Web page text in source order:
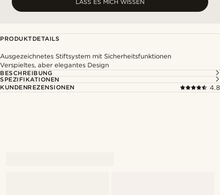
LASS ES MICH WISSEN
PRODUKTDETAILS
Ausgezeichnetes Stiftsystem mit Sicherheitsfunktionen
Verspieltes, aber elegantes Design
BESCHREIBUNG
SPEZIFIKATIONEN
KUNDENREZENSIONEN
4.8